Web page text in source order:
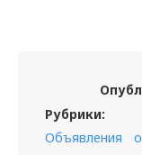
Рубрики:
Объявления